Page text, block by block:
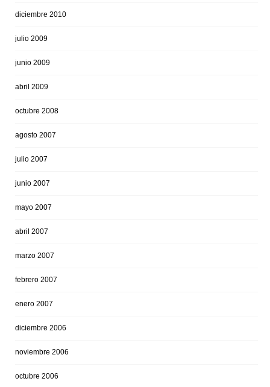
diciembre 2010
julio 2009
junio 2009
abril 2009
octubre 2008
agosto 2007
julio 2007
junio 2007
mayo 2007
abril 2007
marzo 2007
febrero 2007
enero 2007
diciembre 2006
noviembre 2006
octubre 2006